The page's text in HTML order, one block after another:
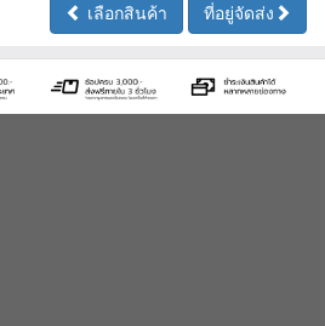
เลือกสินค้า ที่อยู่จัดส่ง